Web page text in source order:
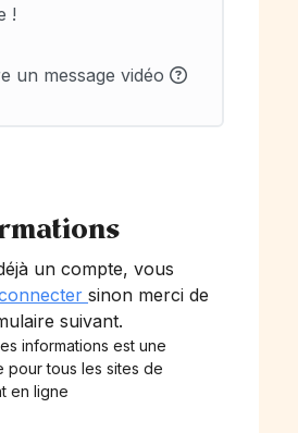
!
un message vidéo
un compte, vous
sinon merci de
suivant.
informations est une
pour tous les sites de
en ligne